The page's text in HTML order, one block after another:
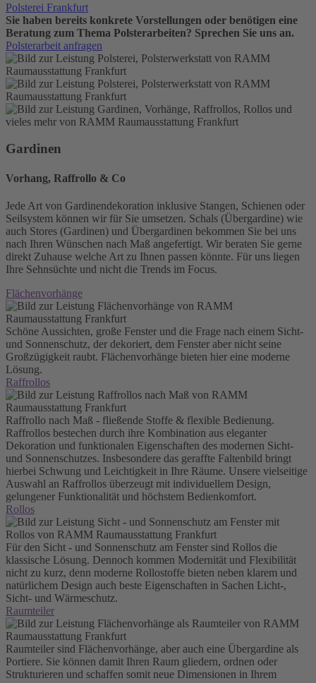
Polsterei Frankfurt
Sie haben bereits konkrete Vorstellungen oder benötigen eine
Beratung zum Thema Polsterarbeiten? Sprechen Sie uns an.
Polsterarbeit anfragen
Gardinen
Vorhang, Raffrollo & Co
Jede Art von Gardinendekoration inklusive Stangen, Schienen oder
Seilsystem können wir für Sie umsetzen. Schals (Übergardine) wie
auch Stores (Gardinen) und Übergardinen bekommen Sie bei uns
nach Ihren Wünschen nach Maß angefertigt. Wir beraten Sie gerne
direkt Zuhause welche Art zu Ihnen passen könnte. Für uns liegen
Ihre Sehnsüchte und nicht die Trends im Focus.
Flächenvorhänge
Schöne Aussichten, große Fenster und die Frage nach einem Sicht-
und Sonnenschutz, der dekoriert, dem Fenster aber nicht seine
Großzügigkeit raubt. Flächenvorhänge bieten hier eine moderne
Lösung.
Raffrollos
Raffrollo nach Maß - fließende Stoffe & flexible Bedienung.
Raffrollos bestechen durch ihre Kombination aus eleganter
Dekoration und funktionalen Eigenschaften des modernen Sicht-
und Sonnenschutzes. Insbesondere das geraffte Faltenbild bringt
hierbei Schwung und Leichtigkeit in Ihre Räume. Unsere vielseitige
Auswahl an Raffrollos überzeugt mit individuellem Design,
gelungener Funktionalität und höchstem Bedienkomfort.
Rollos
Für den Sicht - und Sonnenschutz am Fenster sind Rollos die
klassische Lösung. Dennoch kommen Modernität und Flexibilität
nicht zu kurz, denn moderne Rollostoffe bieten neben klarem und
natürlichem Design auch beste Eigenschaften in Sachen Licht-,
Sicht- und Wärmeschutz.
Raumteiler
Raumteiler sind Flächenvorhänge, aber auch eine Übergardine als
Portiere. Sie können damit Ihren Raum gliedern, ordnen oder
Strukturieren und schaffen somit neue Dimensionen in Ihrem